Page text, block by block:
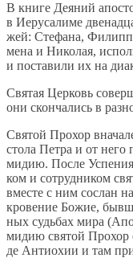
В кни­ге Де­я­ний
в Иеру­са­ли­ме
жей: Сте­фа­на,
ме­на и Ни­ко­лая,
и по­ста­ви­ли их на
Свя­тая Цер­ковь
они скон­ча­лись в
Свя­той Про­хор
сто­ла Пет­ра и от
ми­дию. По­сле
ком и со­труд­ни­ком
вме­сте с ним со­слан
кро­ве­ние Бо­жие,
ных судь­бах ми­ра
ми­дию свя­той Про­хор
де Ан­тио­хии и там